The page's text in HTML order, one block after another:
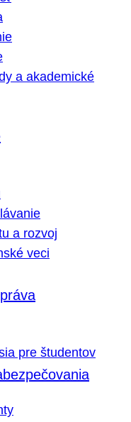
a akademické
a rozvoj
veci
pre študentov